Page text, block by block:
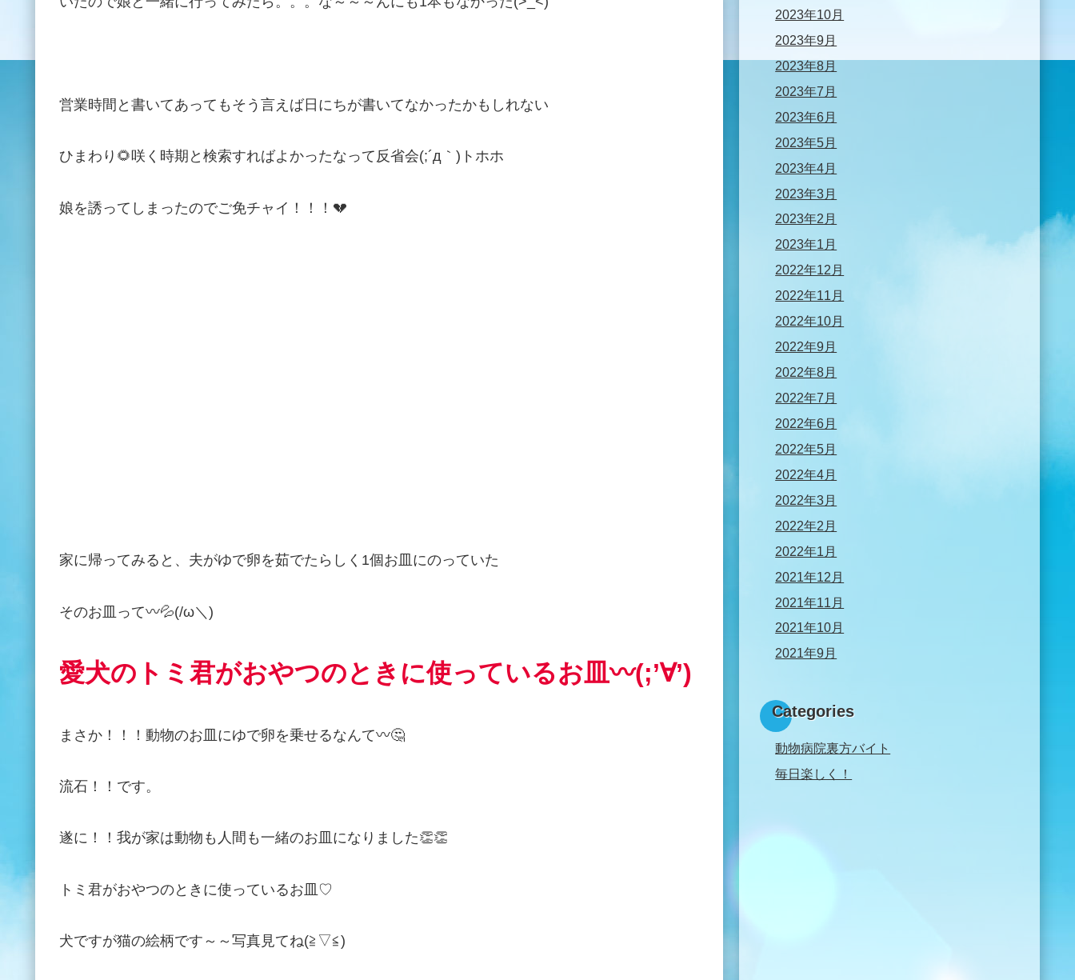
営業時間と書いてあってもそう言えば日にちが書いてなかったかもしれない
ひまわり 🌻咲く時期と検索すればよかったなって反省会(;´д ｀ ) トホホ
娘を誘ってしまったのでご免チャイ！！！ 💔
家に帰ってみると、夫がゆで卵を茹でたらしく 1個お皿にのっていた
そのお皿って〰💦(/ω＼ )
愛犬のトミ君がおやつのときに使っているお皿〰(;’∀’)
まさか！！！動物のお皿にゆで卵を乗せるなんて〰🤔
流石！！です。
遂に！！我が家は動物も人間も一緒のお皿になりました👏👏
トミ君がおやつのときに使っているお皿♡
犬ですが猫の絵柄です～～写真見てね(≧ ▽≦)
2023年10月
2023年9月
2023年8月
2023年7月
2023年6月
2023年5月
2023年4月
2023年3月
2023年2月
2023年1月
2022年12月
2022年11月
2022年10月
2022年9月
2022年8月
2022年7月
2022年6月
2022年5月
2022年4月
2022年3月
2022年2月
2022年1月
2021年12月
2021年11月
2021年10月
2021年9月
Categories
動物病院裏方バイト
毎日楽しく！